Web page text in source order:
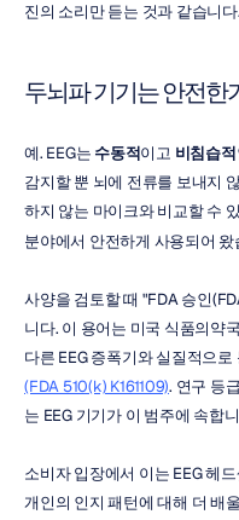
진의 소리만 듣는 것과 같습니다.
두뇌파 기기는 안전한
예. EEG는 수동적이고 비침습적
감지할 뿐 뇌에 전류를 보내지
하지 않는 마이크와 비교할 수
분야에서 안전하게 사용되어
사양을 검토할 때 "FDA 승인
니다. 이 용어는 미국 식품의약
(FDA 510(k) K161109). 연구 등
는 EEG 기기가 이 범주에 속합
소비자 입장에서 이는 EEG 헤
개인의 인지 패턴에 대해 더 배